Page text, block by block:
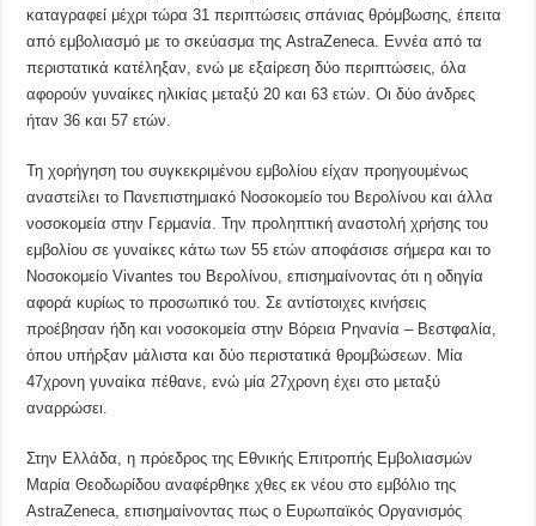
καταγραφεί μέχρι τώρα 31 περιπτώσεις σπάνιας θρόμβωσης, έπειτα
από εμβολιασμό με το σκεύασμα της AstraZeneca. Εννέα από τα
περιστατικά κατέληξαν, ενώ με εξαίρεση δύο περιπτώσεις, όλα
αφορούν γυναίκες ηλικίας μεταξύ 20 και 63 ετών. Οι δύο άνδρες
ήταν 36 και 57 ετών.
Τη χορήγηση του συγκεκριμένου εμβολίου είχαν προηγουμένως
αναστείλει το Πανεπιστημιακό Νοσοκομείο του Βερολίνου και άλλα
νοσοκομεία στην Γερμανία. Την προληπτική αναστολή χρήσης του
εμβολίου σε γυναίκες κάτω των 55 ετών αποφάσισε σήμερα και το
Νοσοκομείο Vivantes του Βερολίνου, επισημαίνοντας ότι η οδηγία
αφορά κυρίως το προσωπικό του. Σε αντίστοιχες κινήσεις
προέβησαν ήδη και νοσοκομεία στην Βόρεια Ρηνανία – Βεστφαλία,
όπου υπήρξαν μάλιστα και δύο περιστατικά θρομβώσεων. Μία
47χρονη γυναίκα πέθανε, ενώ μία 27χρονη έχει στο μεταξύ
αναρρώσει.
Στην Ελλάδα, η πρόεδρος της Εθνικής Επιτροπής Εμβολιασμών
Μαρία Θεοδωρίδου αναφέρθηκε χθες εκ νέου στο εμβόλιο της
AstraZeneca, επισημαίνοντας πως ο Ευρωπαϊκός Οργανισμός